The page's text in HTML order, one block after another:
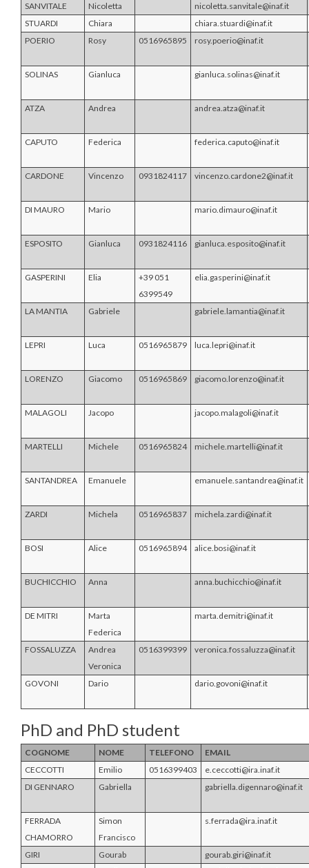
SANVITALE Nicoletta
nicoletta.sanvitale@inaf.it
STUARDI
Chiara
chiara.stuardi@inaf.it
POERIO
Rosy 0516965895 rosy.poerio@inaf.it
SOLINAS Gianluca gianluca.solinas@inaf.it
ATZA Andrea andrea.atza@inaf.it
CAPUTO Federica federica.caputo@inaf.it
CARDONE Vincenzo 0931824117 vincenzo.cardone2@inaf.it
DI MAURO Mario mario.dimauro@inaf.it
ESPOSITO Gianluca 0931824116 gianluca.esposito@inaf.it
GASPERINI Elia
+39 051
6399549
elia.gasperini@inaf.it
LA MANTIA Gabriele gabriele.lamantia@inaf.it
LEPRI Luca 0516965879 luca.lepri@inaf.it
LORENZO Giacomo 0516965869 giacomo.lorenzo@inaf.it
MALAGOLI Jacopo jacopo.malagoli@inaf.it
MARTELLI Michele 0516965824 michele.martelli@inaf.it
SANTANDREA Emanuele emanuele.santandrea@inaf.it
ZARDI Michela 0516965837 michela.zardi@inaf.it
BOSI Alice 0516965894 alice.bosi@inaf.it
BUCHICCHIO Anna anna.buchicchio@inaf.it
DE MITRI
Marta
Federica
marta.demitri@inaf.it
FOSSALUZZA
Andrea
Veronica
0516399399 veronica.fossaluzza@inaf.it
GOVONI Dario dario.govoni@inaf.it
PhD and PhD student
COGNOME NOME TELEFONO
EMAIL
CECCOTTI
Emilio 0516399403
e.ceccotti@ira.inaf.it
DI GENNARO
Gabriella gabriella.digennaro@inaf.it
FERRADA
CHAMORRO
Simon
Francisco
s.ferrada@ira.inaf.it
GIRI Gourab
gourab.giri@inaf.it